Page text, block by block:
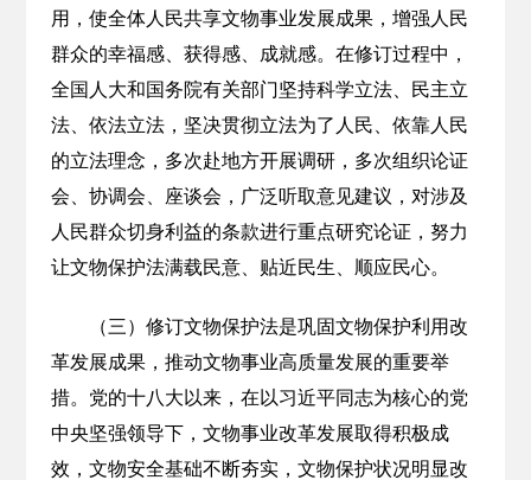
用，使全体人民共享文物事业发展成果，增强人民
群众的幸福感、获得感、成就感。在修订过程中，
全国人大和国务院有关部门坚持科学立法、民主立
法、依法立法，坚决贯彻立法为了人民、依靠人民
的立法理念，多次赴地方开展调研，多次组织论证
会、协调会、座谈会，广泛听取意见建议，对涉及
人民群众切身利益的条款进行重点研究论证，努力
让文物保护法满载民意、贴近民生、顺应民心。
（三）修订文物保护法是巩固文物保护利用改
革发展成果，推动文物事业高质量发展的重要举
措。党的十八大以来，在以习近平同志为核心的党
中央坚强领导下，文物事业改革发展取得积极成
效，文物安全基础不断夯实，文物保护状况明显改